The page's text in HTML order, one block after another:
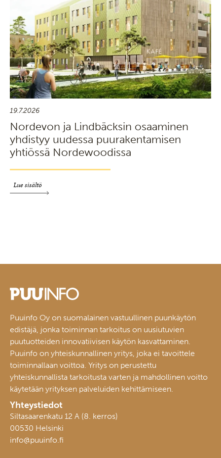
19.7.2026
Nordevon ja Lindbäcksin osaaminen
yhdistyy uudessa puurakentamisen
yhtiössä Nordewoodissa
Lue sisältö
Puuinfo Oy on suomalainen vastuullinen puunkäytön
edistäjä, jonka toiminnan tarkoitus on uusiutuvien
puutuotteiden innovatiivisen käytön kasvattaminen.
Puuinfo on yhteiskunnallinen yritys, joka ei tavoittele
toiminnallaan voittoa. Yritys on perustettu
yhteiskunnallista tarkoitusta varten ja mahdollinen voitto
käytetään yrityksen palveluiden kehittämiseen.
Yhteystiedot
Siltasaarenkatu 12 A (8. kerros)
00530 Helsinki
info@puuinfo.fi